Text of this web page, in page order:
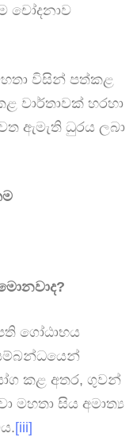
චෝදනාව
විසින් පත්කළ
වාර්තාවක් හරහා
ඇමැති ධුරය ලබා
මොනවාද?
ගෝඨාභය
කළ අතර, ගුවන්
මහතා සිය අමාත්‍ය
[iii]